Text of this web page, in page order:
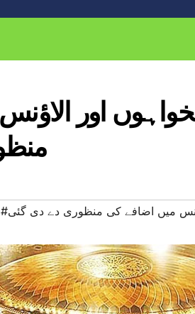
اور
میں اضافے کی منظوری دے دی گئی